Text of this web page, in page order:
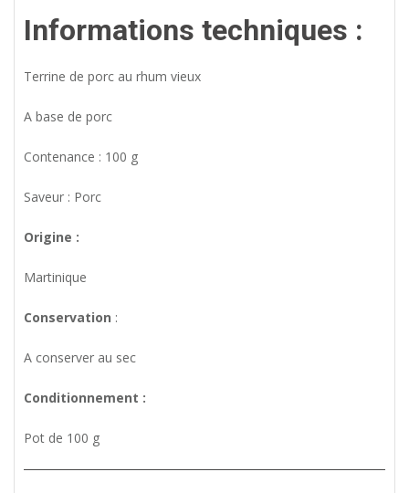
Informations techniques :
Terrine de porc au rhum vieux
A base de porc
Contenance : 100 g
Saveur : Porc
Origine :
Martinique
Conservation :
A conserver au sec
Conditionnement :
Pot de 100 g